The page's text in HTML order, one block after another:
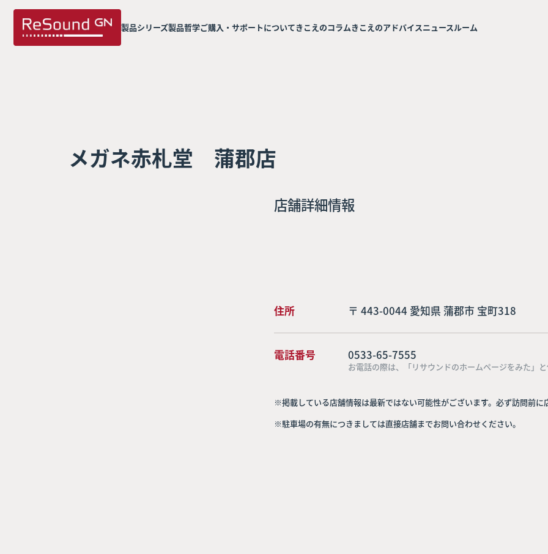
製品シリーズ製品哲学ご購入・サポートについてきこえのコラムきこえのアドバイスニュースルーム
メガネ赤札堂 蒲郡店
店舗詳細情報
住所 〒 443-0044 愛知県 蒲郡市 宝町318
電話番号 0533-65-7555
お電話の際は、「リサウンドのホームページをみた」
※掲載している店舗情報は最新ではない可能性がございます。必ず訪問前に
※駐車場の有無につきましては直接店舗までお問い合わせください。